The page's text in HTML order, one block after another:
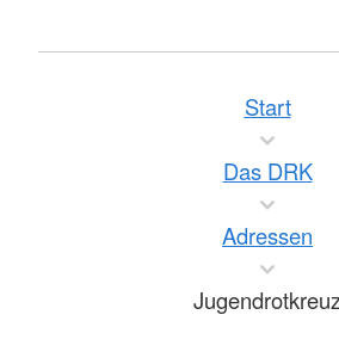
Start
Das DRK
Adressen